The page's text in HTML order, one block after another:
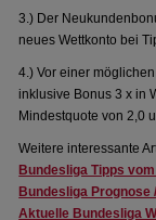
3.) Der
neues Wettkonto bei
4.) Vor einer
inklusive Bonus 3 x in
Mindestquote von 2,0
Weitere interessante
Bundesliga Tipps
Bundesliga Prognose
Aktuelle Bundesliga